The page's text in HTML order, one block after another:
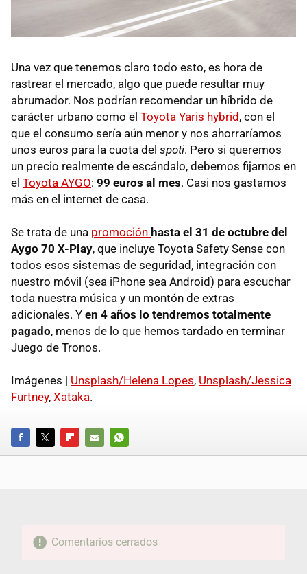
Una vez que tenemos claro todo esto, es hora de
rastrear el mercado, algo que puede resultar muy
abrumador. Nos podrían recomendar un híbrido de
carácter urbano como el Toyota Yaris hybrid, con el
que el consumo sería aún menor y nos ahorraríamos
unos euros para la cuota del spoti. Pero si queremos
un precio realmente de escándalo, debemos fijarnos en
el Toyota AYGO: 99 euros al mes. Casi nos gastamos
más en el internet de casa.
Se trata de una promoción hasta el 31 de octubre del
Aygo 70 X-Play, que incluye Toyota Safety Sense con
todos esos sistemas de seguridad, integración con
nuestro móvil (sea iPhone sea Android) para escuchar
toda nuestra música y un montón de extras
adicionales. Y en 4 años lo tendremos totalmente
pagado, menos de lo que hemos tardado en terminar
Juego de Tronos.
Imágenes | Unsplash/Helena Lopes, Unsplash/Jessica
Furtney, Xataka.
FACEBOOKTWITTERFLIPBOARD
E-
WHATSAPP
Comentarios cerrados